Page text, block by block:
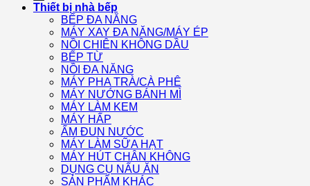
Thiết bị nhà bếp
BẾP ĐA NĂNG
MÁY XAY ĐA NĂNG/MÁY ÉP
NỒI CHIÊN KHÔNG DẦU
BẾP TỪ
NỒI ĐA NĂNG
MÁY PHA TRÀ/CÀ PHÊ
MÁY NƯỚNG BÁNH MÌ
MÁY LÀM KEM
MÁY HẤP
ẤM ĐUN NƯỚC
MÁY LÀM SỮA HẠT
MÁY HÚT CHÂN KHÔNG
DỤNG CỤ NẤU ĂN
SẢN PHẨM KHÁC